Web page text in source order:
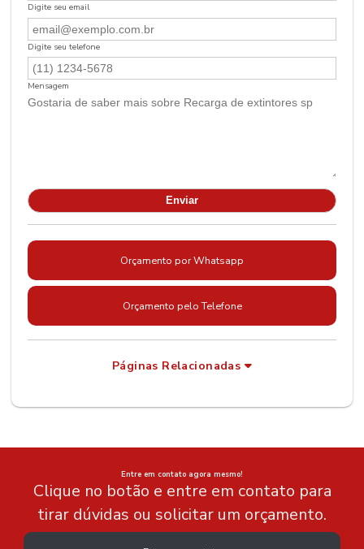
Digite seu email
Digite seu telefone
Mensagem
Orçamento por Whatsapp
Orçamento pelo Telefone
Páginas Relacionadas
Entre em contato agora mesmo!
Clique no botão e entre em contato para
tirar dúvidas ou solicitar um orçamento.